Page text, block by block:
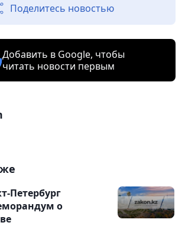
Поделитесь новостью
Добавить в Google, чтобы
читать новости первым
Петербург
о